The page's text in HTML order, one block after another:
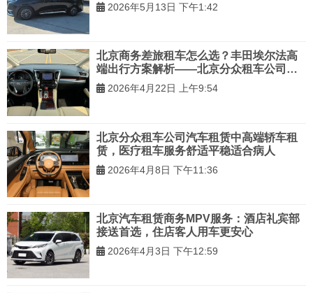
2026年5月13日 下午1:42
北京商务差旅租车怎么选？丰田埃尔法高
端出行方案解析——北京分众租车公司高
管服务更安心
2026年4月22日 上午9:54
北京分众租车公司汽车租赁中高端轿车租
赁，医疗租车服务舒适平稳适合病人
2026年4月8日 下午11:36
北京汽车租赁商务MPV服务：酒店礼宾部
接送首选，住店客人用车更安心
2026年4月3日 下午12:59